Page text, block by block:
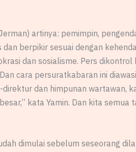
artinya: pemimpin,
berpikir sesuai dengan
dan sosialisme. Pers dikontrol
cara persuratkabaran ini
dan himpunan wartawan,
kata Yamin. Dan kita semua
dimulai sebelum seseorang